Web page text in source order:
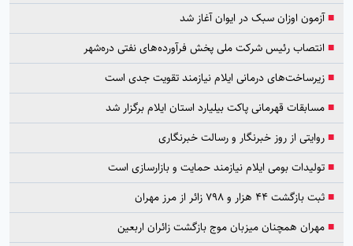
■آزمون اوزان سبک در ایوان آغاز شد
■ انتصاب رئیس شرکت ملی پخش فرآورده‌های نفتی دره‌شهر
■زیرساخت‌های درمانی ایلام نیازمند تقویت جدی است
■مسابقات قهرمانی پاکت بیلیارد استان ایلام برگزار شد
■روایتی از روز خبرنگار و رسالت خبرنگاری
■تولیدات بومی ایلام نیازمند حمایت و بازارسازی است
■ثبت بازگشت ۴۴ هزار و ۷۹۸ زائر از مرز مهران
■مهران همچنان میزبان موج بازگشت زائران اربعین